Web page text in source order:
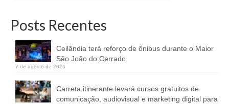
Posts Recentes
Ceilândia terá reforço de ônibus durante o Maior
São João do Cerrado
7 de agosto de 2026
Carreta itinerante levará cursos gratuitos de
comunicação, audiovisual e marketing digital para